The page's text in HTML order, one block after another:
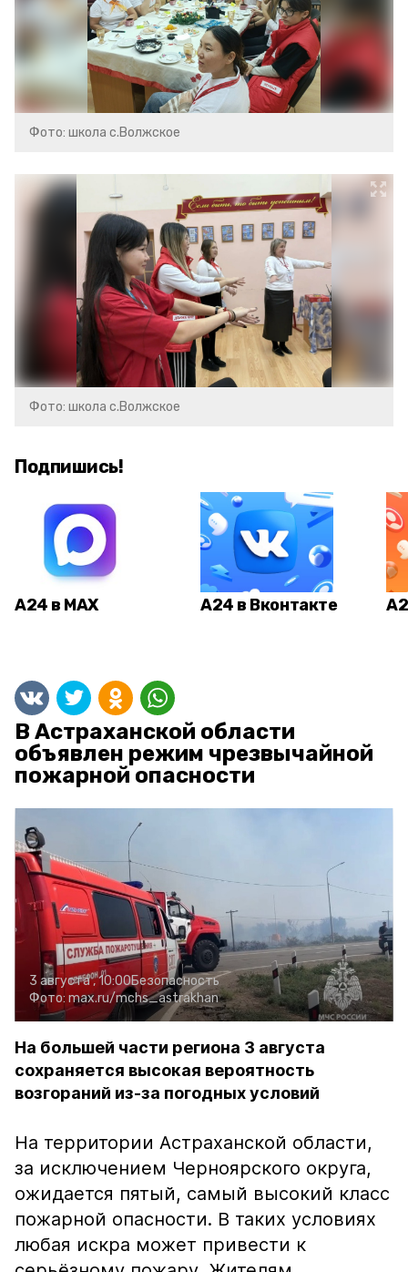
Фото: школа с.Волжское
Фото: школа с.Волжское
Подпишись!
А24 в MAX А24 в Вконтакте
В Астраханской области
объявлен режим чрезвычайной
пожарной опасности
3 августа , 10:00Безопасность
Фото: max.ru/mchs_astrakhan
На большей части региона 3 августа
сохраняется высокая вероятность
возгораний из-за погодных условий
На территории Астраханской области,
за исключением Черноярского округа,
ожидается пятый, самый высокий класс
пожарной опасности. В таких условиях
любая искра может привести к